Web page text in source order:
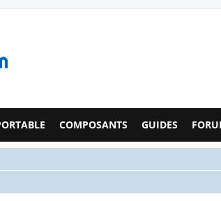
COMPOSANTS GUIDES